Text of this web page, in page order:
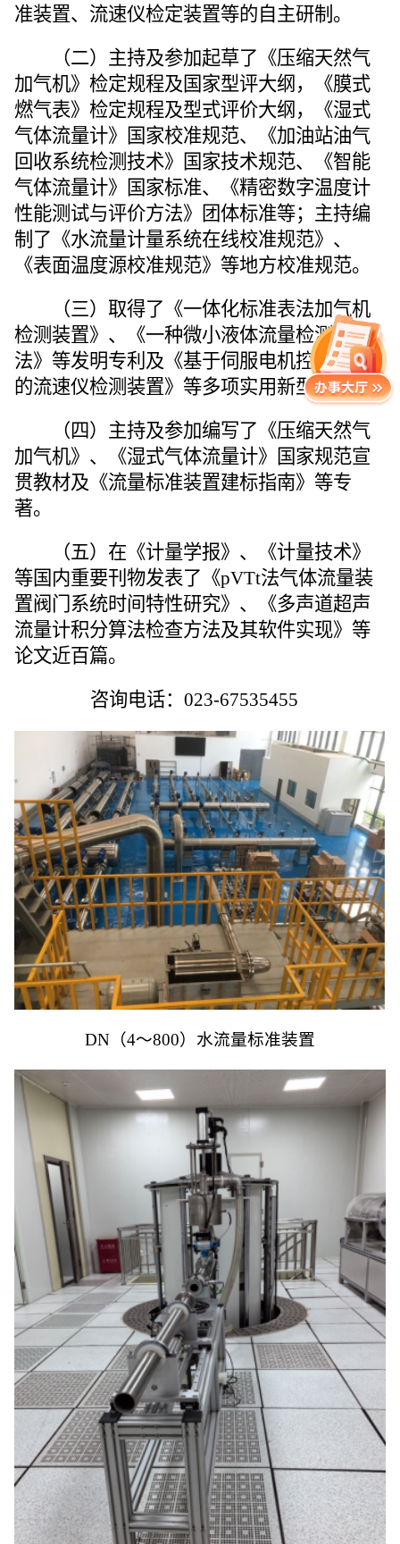
准装置、流速仪检定装置等的自主研制。
（二）主持及参加起草了《压缩天然气
加气机》检定规程及国家型评大纲，《膜式
燃气表》检定规程及型式评价大纲，《湿式
气体流量计》国家校准规范、《加油站油气
回收系统检测技术》国家技术规范、《智能
气体流量计》国家标准、《精密数字温度计
性能测试与评价方法》团体标准等；主持编
制了《水流量计量系统在线校准规范》、
《表面温度源校准规范》等地方校准规范。
（三）取得了《一体化标准表法加气机
检测装置》、《一种微小液体流量检测方
法》等发明专利及《基于伺服电机控制系统
的流速仪检测装置》等多项实用新型专利。
（四）主持及参加编写了《压缩天然气
加气机》、《湿式气体流量计》国家规范宣
贯教材及《流量标准装置建标指南》等专
著。
（五）在《计量学报》、《计量技术》
等国内重要刊物发表了《pVTt法气体流量装
置阀门系统时间特性研究》、《多声道超声
流量计积分算法检查方法及其软件实现》等
论文近百篇。
咨询电话：023-67535455
DN（4～800）水流量标准装置